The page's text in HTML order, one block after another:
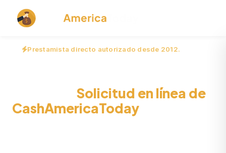
Prestamista directo autorizado desde 2012.
Solicitud en línea de
CashAmericaToday